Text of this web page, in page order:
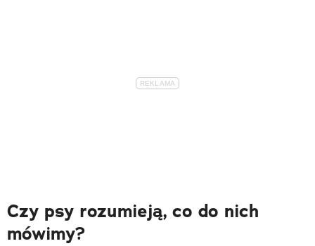
Czy psy rozumieją, co do nich
mówimy?